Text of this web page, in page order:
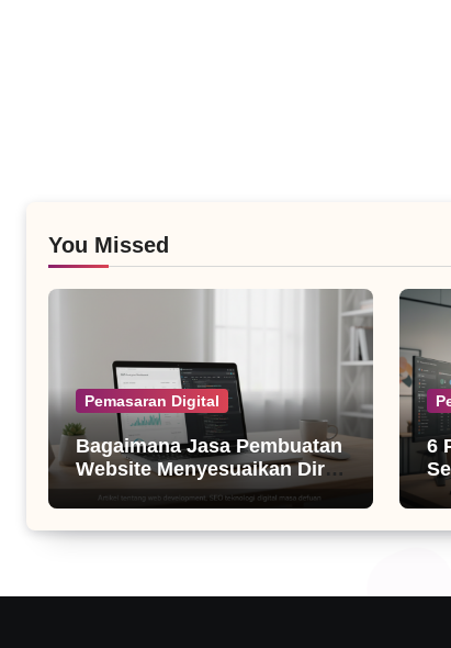
You Missed
Pemasaran Digital
Bagaimana Jasa Pembuatan
Website Menyesuaikan Diri
dengan Algoritma SEO Masa
Kini
6